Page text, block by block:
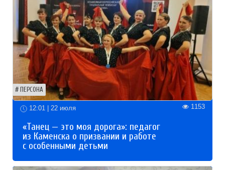
ПЕРСОНА
12:01 | 22 июля 1153
«Танец — это моя дорога»: педагог
из Каменска о призвании и работе
с особенными детьми